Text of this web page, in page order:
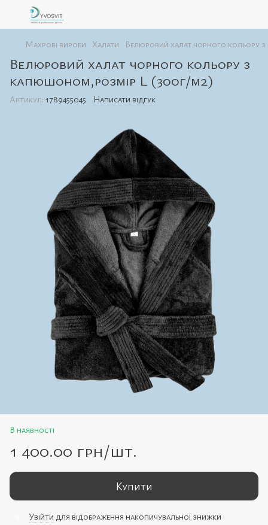
Махрові вироби Халати Велюровий халат чорного кольору
Велюровий халат чорного кольору з
капюшоном,розмір L (300г/м2)
Артикул: 1789455045 Написати відгук
В наявності
1 400.00 грн/шт.
Купити
Увійти для відображення накопичувальної знижки